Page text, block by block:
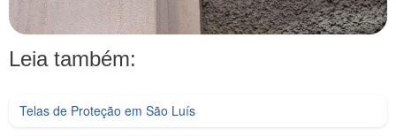
Leia também:
Telas de Proteção em São Luís